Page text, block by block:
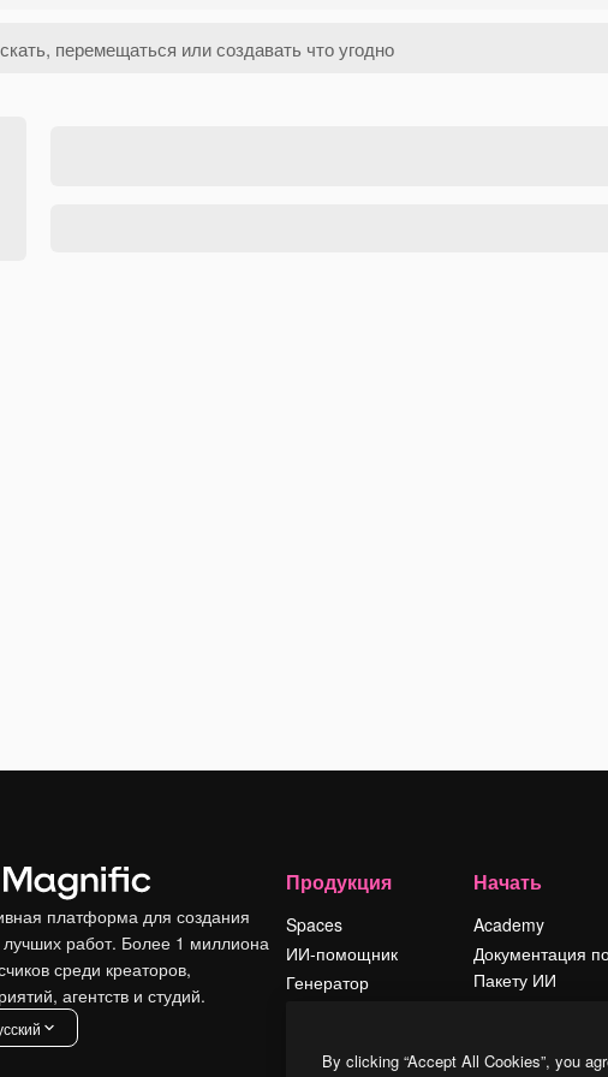
платформа для создания
работ. Более 1 миллиона
среди креаторов,
агентств и студий.
Продукция
Spaces
ИИ-помощник
Генератор
Начать
Academy
Документация
Пакету ИИ
Условия и
By clicking “Accept All Cookies”, you